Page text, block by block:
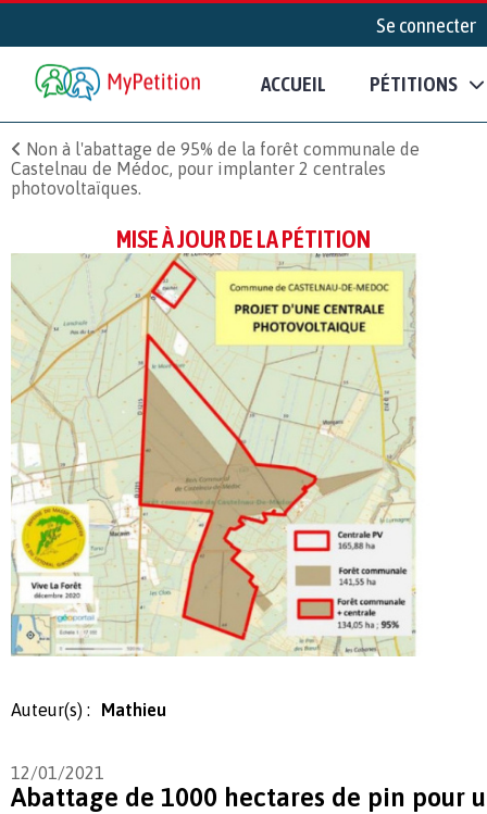
Se connecter
ACCUEIL PÉTITIONS
Non à l'abattage de 95% de la forêt communale de
Castelnau de Médoc, pour implanter 2 centrales
photovoltaïques.
MISE À JOUR DE LA PÉTITION
Auteur(s) : Mathieu
12/01/2021
Abattage de 1000 hectares de pin pour